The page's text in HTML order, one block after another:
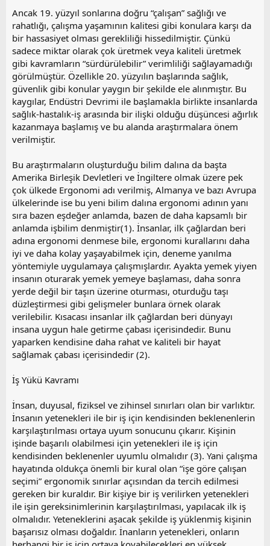
Ancak 19. yüzyıl sonlarına doğru “çalışan” sağlığı ve
rahatlığı, çalışma yaşamının kalitesi gibi konulara karşı da
bir hassasiyet olması gerekliliği hissedilmiştir. Çünkü
sadece miktar olarak çok üretmek veya kaliteli üretmek
gibi kavramların “sürdürülebilir” verimliliği sağlayamadığı
görülmüştür. Özellikle 20. yüzyılın başlarında sağlık,
güvenlik gibi konular yaygın bir şekilde ele alınmıştır. Bu
kaygılar, Endüstri Devrimi ile başlamakla birlikte insanlarda
sağlık-hastalık-iş arasında bir ilişki olduğu düşüncesi ağırlık
kazanmaya başlamış ve bu alanda araştırmalara önem
verilmiştir.
Bu araştırmaların oluşturduğu bilim dalına da başta
Amerika Birleşik Devletleri ve İngiltere olmak üzere pek
çok ülkede Ergonomi adı verilmiş, Almanya ve bazı Avrupa
ülkelerinde ise bu yeni bilim dalına ergonomi adının yanı
sıra bazen eşdeğer anlamda, bazen de daha kapsamlı bir
anlamda işbilim denmiştir(1). İnsanlar, ilk çağlardan beri
adına ergonomi denmese bile, ergonomi kurallarını daha
iyi ve daha kolay yaşayabilmek için, deneme yanılma
yöntemiyle uygulamaya çalışmışlardır. Ayakta yemek yiyen
insanın oturarak yemek yemeye başlaması, daha sonra
yerde değil bir taşın üzerine oturması, oturduğu taşı
düzleştirmesi gibi gelişmeler bunlara örnek olarak
verilebilir. Kısacası insanlar ilk çağlardan beri dünyayı
insana uygun hale getirme çabası içerisindedir. Bunu
yaparken kendisine daha rahat ve kaliteli bir hayat
sağlamak çabası içerisindedir (2).
İş Yükü Kavramı
İnsan, duyusal, fiziksel ve zihinsel sınırları olan bir varlıktır.
İnsanın yetenekleri ile bir iş için kendisinden beklenenlerin
karşılaştırılması ortaya uyum sonucunu çıkarır. Kişinin
işinde başarılı olabilmesi için yetenekleri ile iş için
kendisinden beklenenler uyumlu olmalıdır (3). Yani çalışma
hayatında oldukça önemli bir kural olan “işe göre çalışan
seçimi” ergonomik sınırlar açısından da tercih edilmesi
gereken bir kuraldır. Bir kişiye bir iş verilirken yetenekleri
ile işin gereksinimlerinin karşılaştırılması, yapılacak ilk iş
olmalıdır. Yeteneklerini aşacak şekilde iş yüklenmiş kişinin
başarısız olması doğaldır. İnanların yetenekleri, onların